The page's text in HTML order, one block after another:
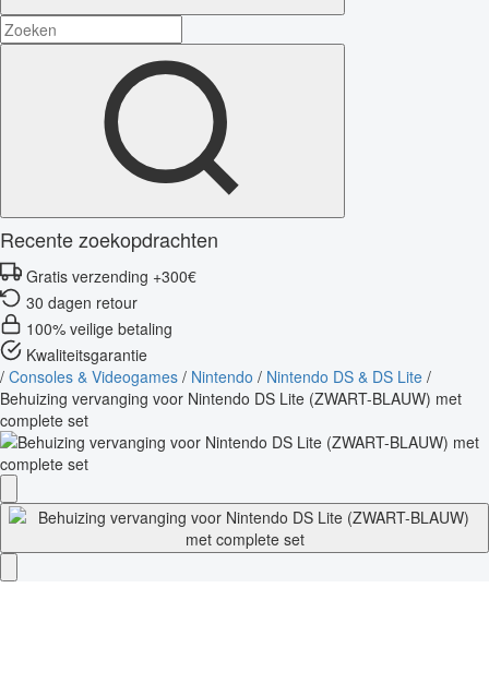
Recente zoekopdrachten
Gratis verzending +300€
30 dagen retour
100% veilige betaling
Kwaliteitsgarantie
/ Consoles & Videogames / Nintendo / Nintendo DS & DS Lite /
Behuizing vervanging voor Nintendo DS Lite (ZWART-BLAUW) met
complete set